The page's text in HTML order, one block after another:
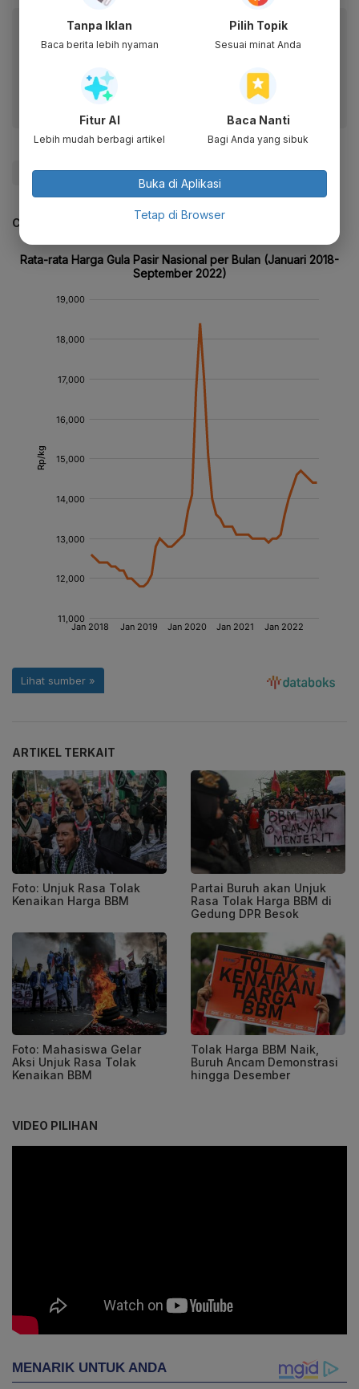
Baca artikel ini lewat aplikasi mobile.
Dapatkan pengalaman membaca lebih nyaman dan nikmati
fitur menarik lainnya lewat aplikasi mobile Katadata.
#Buruh #Hari buruh #Upah #Update Me
CEK JUGA DATA INI
ARTIKEL TERKAIT
Foto: Unjuk Rasa Tolak
Kenaikan Harga BBM
Partai Buruh akan Unjuk
Rasa Tolak Harga BBM di
Gedung DPR Besok
Foto: Mahasiswa Gelar
Aksi Unjuk Rasa Tolak
Kenaikan BBM
Tolak Harga BBM Naik,
Buruh Ancam Demonstrasi
hingga Desember
VIDEO PILIHAN
Tanpa Iklan
Baca berita lebih nyaman
Pilih Topik
Sesuai minat Anda
Fitur AI
Lebih mudah berbagi artikel
Baca Nanti
Bagi Anda yang sibuk
Buka di Aplikasi
Tetap di Browser